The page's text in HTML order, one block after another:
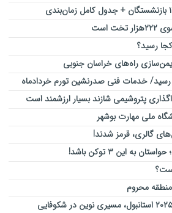
است
رسید؟
پتروشیمی شازند بسیار ارزشمند است
ملی مهارت بوشهر
گالری، قرمز شدند!
این ۳ توکن باشد!
محروم
نمایشگاه فرش و کفپوش ۲۰۲۵ استانبول، مسیری نوین در شکوفایی